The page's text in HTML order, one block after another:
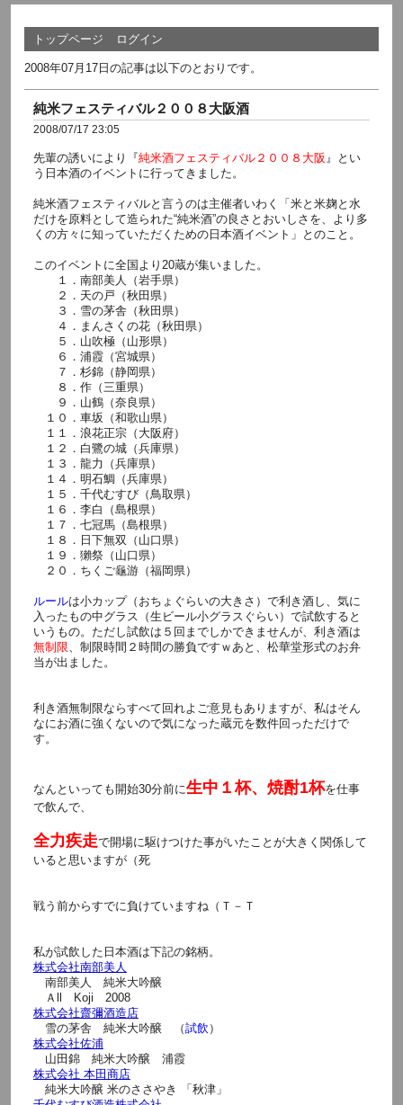
トップページ ログイン
2008年07月17日の記事は以下のとおりです。
純米フェスティバル２００８大阪酒
2008/07/17 23:05
先輩の誘いにより『純米酒フェスティバル２００８大阪』とい
う日本酒のイベントに行ってきました。
純米酒フェスティバルと言うのは主催者いわく「米と米麹と水
だけを原料として造られた“純米酒”の良さとおいしさを、より多
くの方々に知っていただくための日本酒イベント」とのこと。
このイベントに全国より20蔵が集いました。
１．南部美人（岩手県）
２．天の戸（秋田県）
３．雪の茅舎（秋田県）
４．まんさくの花（秋田県）
５．山吹極（山形県）
６．浦霞（宮城県）
７．杉錦（静岡県）
８．作（三重県）
９．山鶴（奈良県）
１０．車坂（和歌山県）
１１．浪花正宗（大阪府）
１２．白鷺の城（兵庫県）
１３．龍力（兵庫県）
１４．明石鯛（兵庫県）
１５．千代むすび（鳥取県）
１６．李白（島根県）
１７．七冠馬（島根県）
１８．日下無双（山口県）
１９．獺祭（山口県）
２０．ちくご龜游（福岡県）
ルールは小カップ（おちょぐらいの大きさ）で利き酒し、気に
入ったもの中グラス（生ビール小グラスぐらい）で試飲すると
いうもの。ただし試飲は５回までしかできませんが、利き酒は
無制限、制限時間２時間の勝負ですｗあと、松華堂形式のお弁
当が出ました。
利き酒無制限ならすべて回れよご意見もありますが、私はそん
なにお酒に強くないので気になった蔵元を数件回っただけで
す。
なんといっても開始30分前に生中１杯、焼酎1杯を仕事
で飲んで、
全力疾走で開場に駆けつけた事がいたことが大きく関係して
いると思いますが（死
戦う前からすでに負けていますね（Ｔ－Ｔ
私が試飲した日本酒は下記の銘柄。
株式会社南部美人
南部美人 純米大吟醸
Ａll Koji 2008
株式会社齋彌酒造店
雪の茅舎 純米大吟醸 （試飲 ）
株式会社佐浦
山田錦 純米大吟醸 浦霞
株式会社 本田商店
純米大吟醸 米のささやき 「秋津」